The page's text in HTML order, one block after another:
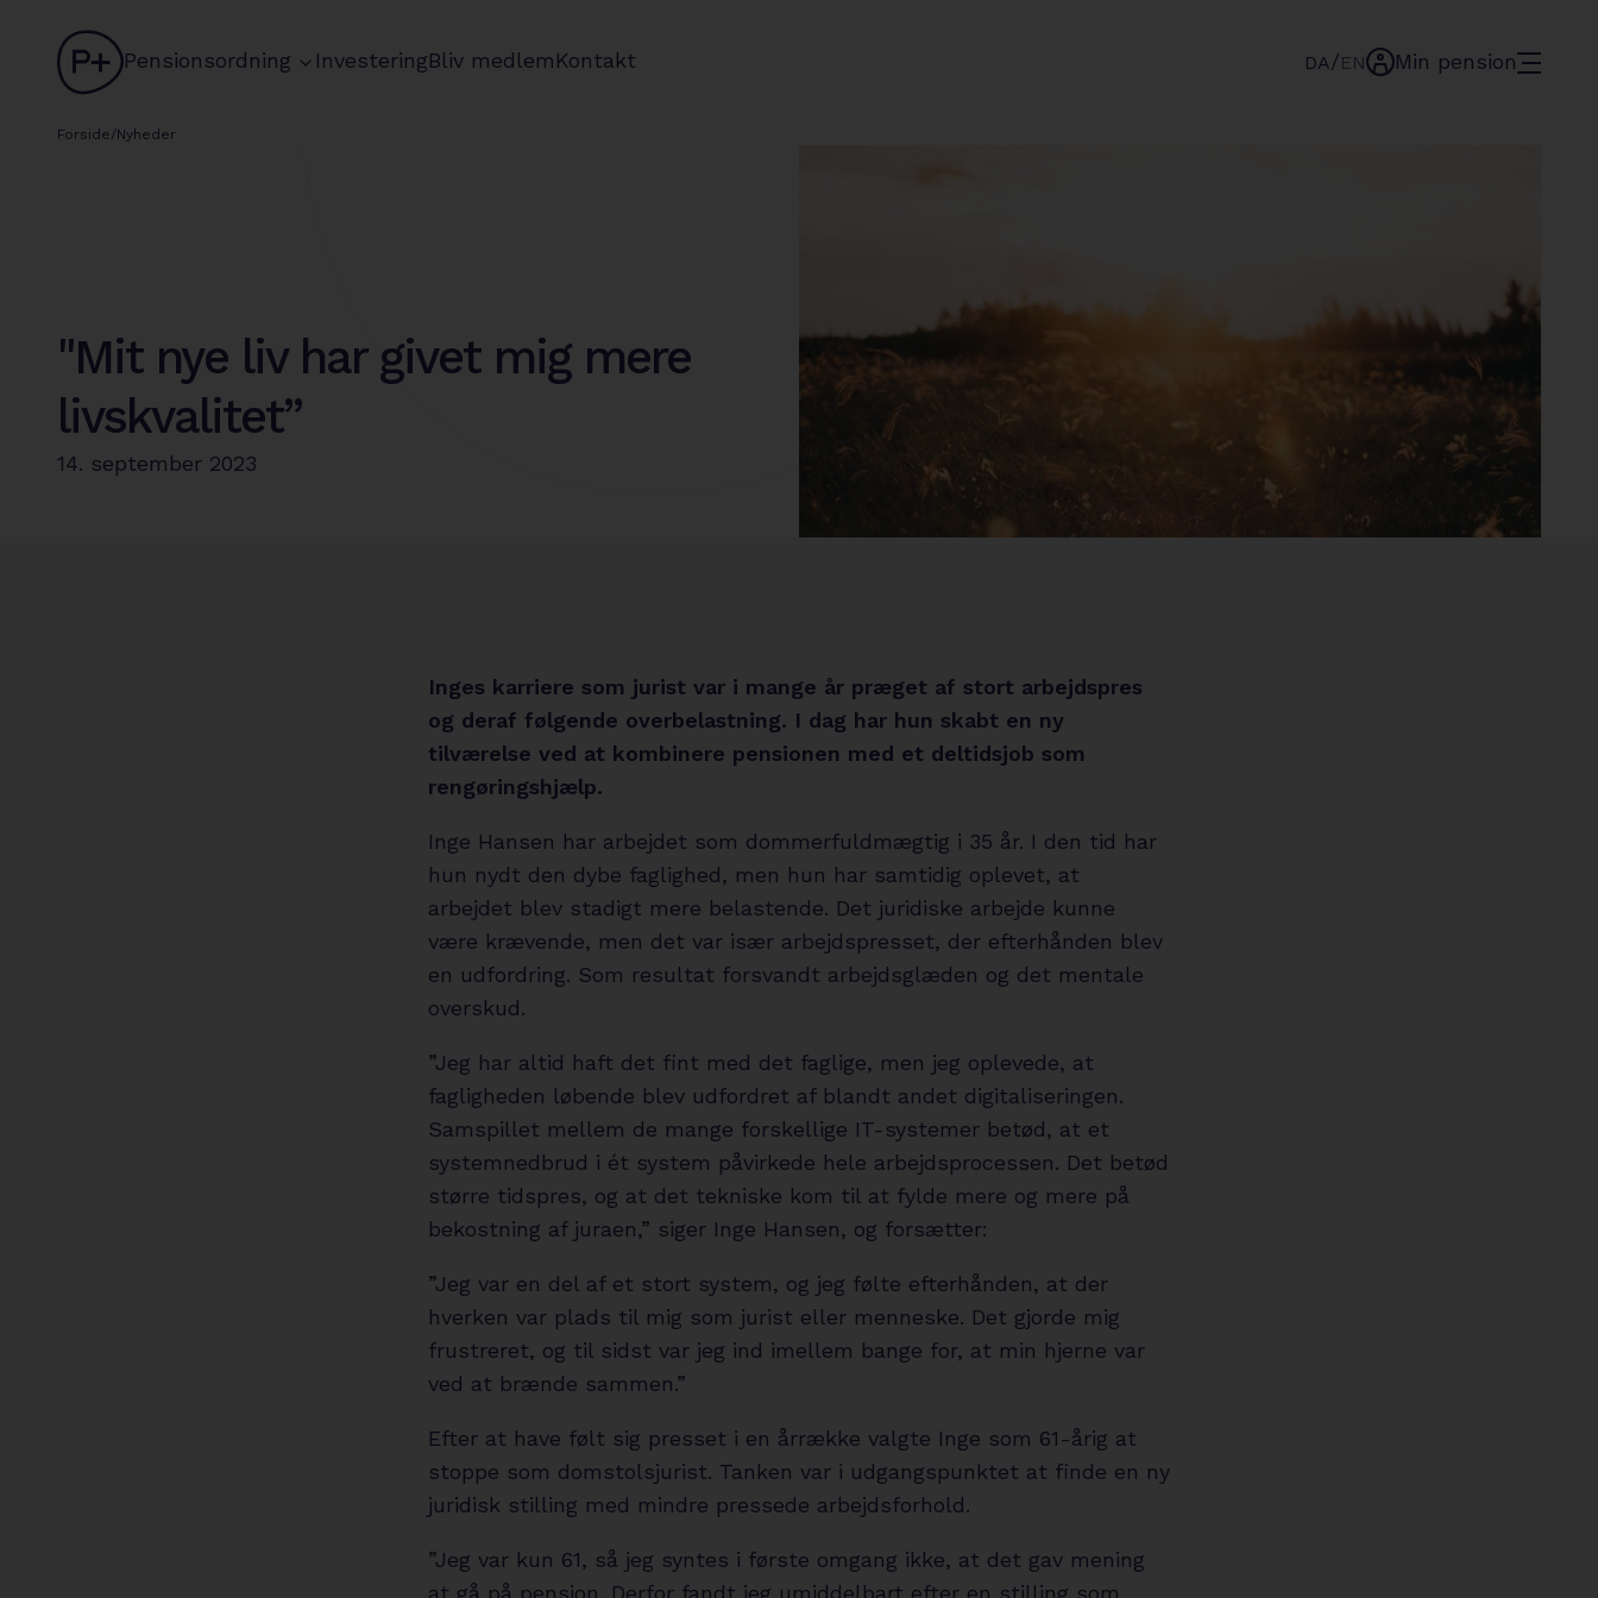
logo
Pensionsordning chevron
InvesteringBliv medlemKontakt DA/ENmin-Min pensionmenu
Forside/Nyheder
"Mit nye liv har givet mig mere
livskvalitet”
14. september 2023
Inges karriere som jurist var i mange år præget af stort arbejdspres
og deraf følgende overbelastning. I dag har hun skabt en ny
tilværelse ved at kombinere pensionen med et deltidsjob som
rengøringshjælp.
Inge Hansen har arbejdet som dommerfuldmægtig i 35 år. I den tid har
hun nydt den dybe faglighed, men hun har samtidig oplevet, at
arbejdet blev stadigt mere belastende. Det juridiske arbejde kunne
være krævende, men det var især arbejdspresset, der efterhånden blev
en udfordring. Som resultat forsvandt arbejdsglæden og det mentale
overskud.
”Jeg har altid haft det fint med det faglige, men jeg oplevede, at
fagligheden løbende blev udfordret af blandt andet digitaliseringen.
Samspillet mellem de mange forskellige IT-systemer betød, at et
systemnedbrud i ét system påvirkede hele arbejdsprocessen. Det betød
større tidspres, og at det tekniske kom til at fylde mere og mere på
bekostning af juraen,” siger Inge Hansen, og forsætter:
”Jeg var en del af et stort system, og jeg følte efterhånden, at der
hverken var plads til mig som jurist eller menneske. Det gjorde mig
frustreret, og til sidst var jeg ind imellem bange for, at min hjerne var
ved at brænde sammen.”
Efter at have følt sig presset i en årrække valgte Inge som 61-årig at
stoppe som domstolsjurist. Tanken var i udgangspunktet at finde en ny
juridisk stilling med mindre pressede arbejdsforhold.
”Jeg var kun 61, så jeg syntes i første omgang ikke, at det gav mening
at gå på pension. Derfor fandt jeg umiddelbart efter en stilling som